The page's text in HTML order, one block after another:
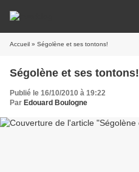
Accueil » Ségolène et ses tontons!
Ségolène et ses tontons!
Publié le 16/10/2010 à 19:22
Par Edouard Boulogne